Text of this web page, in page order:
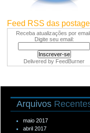
Feed RSS das
Receba atualizações por email.
Digite seu email:
Delivered by FeedBurner
Arquivos
maio 2017
abril 2017